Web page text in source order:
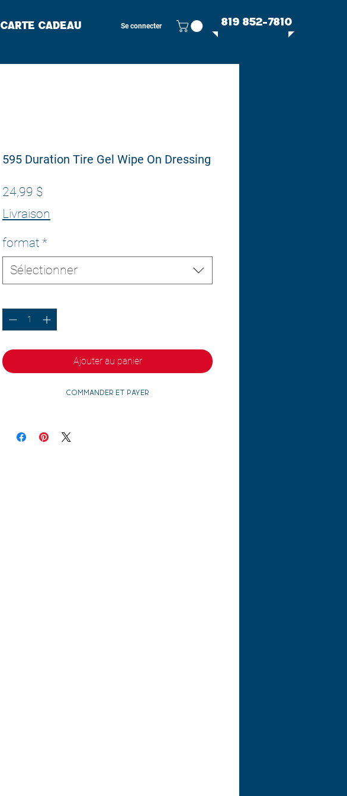
Carte cadeau Se connecter 819 852-7810
595 Duration Tire Gel Wipe On Dressing
24,99 $
Livraison
format *
Sélectionner
Ajouter au panier
Commander et payer